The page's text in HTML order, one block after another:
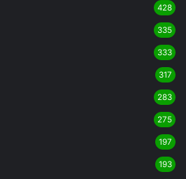
428
335
333
317
283
275
197
193